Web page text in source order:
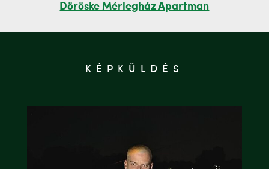
Döröske Mérlegház Apartman
KÉPKÜLDÉS